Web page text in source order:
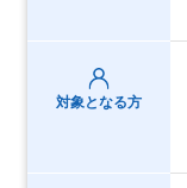
対象となる方